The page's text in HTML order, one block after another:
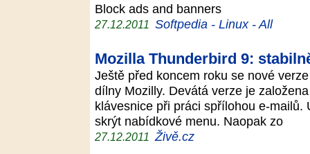
Block ads and banners
27.12.2011 Softpedia - Linux - All
Mozilla Thunderbird 9:
Ještě před koncem roku se nové
dílny Mozilly. Devátá verze je
klávesnice při práci spřílohou e-
skrýt nabídkové menu. Naopak zo
27.12.2011 Živě.cz